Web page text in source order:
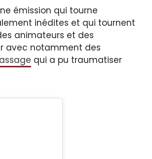
émission qui tourne
inédites et qui tournent
animateurs et des
avec notamment des
qui a pu traumatiser